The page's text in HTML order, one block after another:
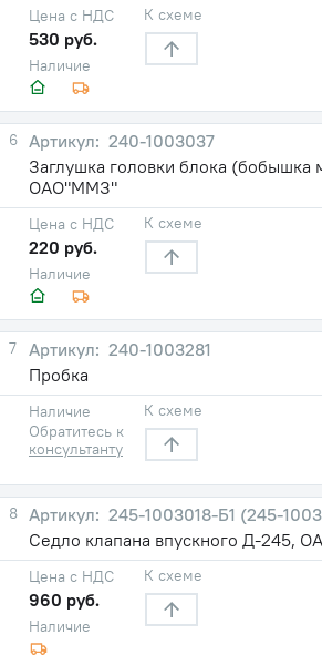
Наличие
Цена с НДС
530 руб.
К схеме
6
240-1003037
Заглушка головки блока (бобышка
ОАО"ММЗ"
Наличие
Цена с НДС
220 руб.
К схеме
7
240-1003281
Пробка
Наличие
Обратитесь к
консультанту
К схеме
8
245-1003018-Б1 (245-
Седло клапана впускного Д-245,
Наличие
Цена с НДС
960 руб.
К схеме